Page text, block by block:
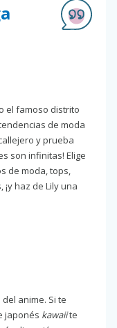
el famoso distrito
de moda
y prueba
son infinitas! Elige
de moda, tops,
haz de Lily una
anime. Si te
japonés kawaiite